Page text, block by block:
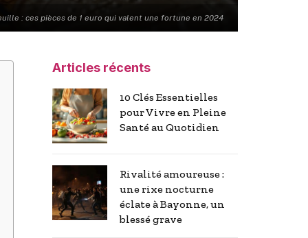
: ces pièces de 1 euro qui valent une fortune en 2024
Articles récents
10 Clés Essentielles
pour Vivre en Pleine
Santé au Quotidien
Rivalité amoureuse :
une rixe nocturne
éclate à Bayonne, un
blessé grave